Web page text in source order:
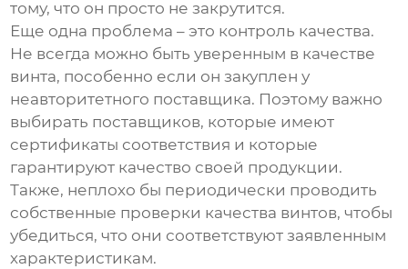
тому, что он просто не закрутится.
Еще одна проблема – это контроль качества.
Не всегда можно быть уверенным в качестве
винта, пособенно если он закуплен у
неавторитетного поставщика. Поэтому важно
выбирать поставщиков, которые имеют
сертификаты соответствия и которые
гарантируют качество своей продукции.
Также, неплохо бы периодически проводить
собственные проверки качества винтов, чтобы
убедиться, что они соответствуют заявленным
характеристикам.